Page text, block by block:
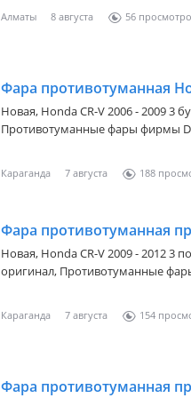
запчасти!
Алматы 8 августа 56
Новая, Honda CR-V 2006 - 2009 3
Противотуманные фары фирмы
Караганда 7 августа 188
Новая, Honda CR-V 2009 - 2012 3
оригинал, Противотуманные
Караганда 7 августа 154